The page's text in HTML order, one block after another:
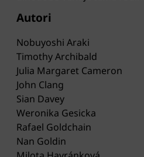
Autori
Nobuyoshi Araki
Timothy Archibald
Julia Margaret Cameron
John Clang
Sian Davey
Weronika Gesicka
Rafael Goldchain
Nan Goldin